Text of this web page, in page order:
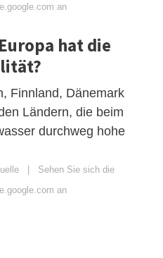
an
hat die
Finnland, Dänemark
Ländern, die beim
durchweg hohe
| Sehen Sie sich die
an